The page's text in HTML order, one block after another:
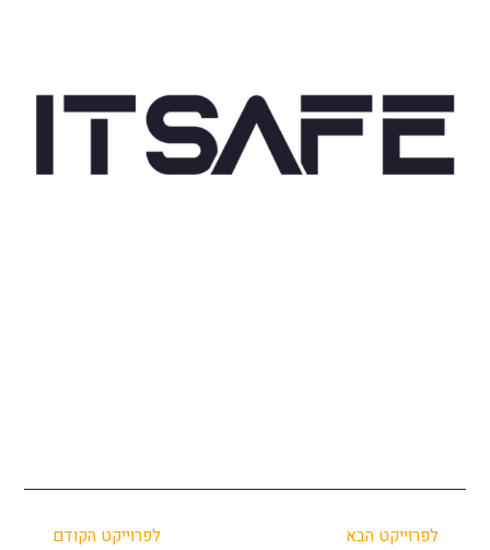
לפרוייקט הבא לפרוייקט הקודם